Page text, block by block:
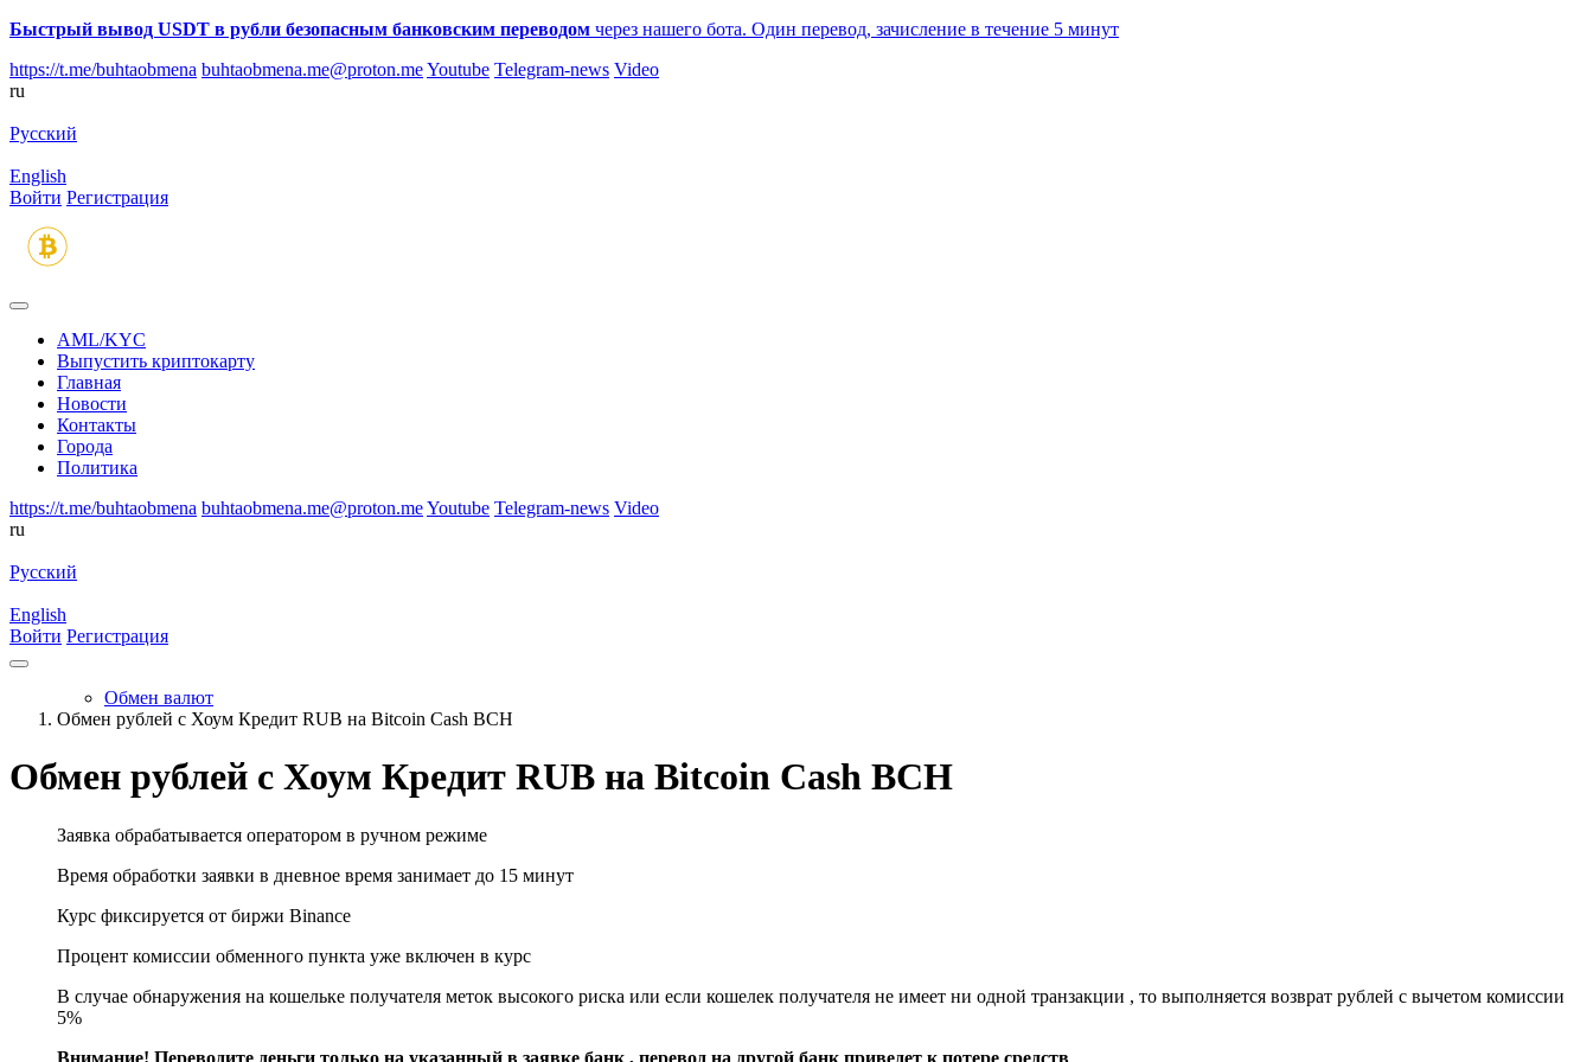
Быстрый вывод USDT в рубли безопасным банковским переводом через нашего бота. Один перевод, зачисление в течение 5 минут
https://t.me/buhtaobmena buhtaobmena.me@proton.meYoutube Telegram-news Video
ru
Русский
English
Войти Регистрация
AML/KYC
Выпустить криптокарту
Главная
Новости
Контакты
Города
Политика
https://t.me/buhtaobmena buhtaobmena.me@proton.meYoutube Telegram-news Video
ru
Русский
English
Войти Регистрация
Обмен валют
Обмен рублей с Хоум Кредит RUB на Bitcoin Cash BCH
Обмен рублей с Хоум Кредит RUB на Bitcoin Cash BCH
Заявка обрабатывается оператором в ручном режиме
Время обработки заявки в дневное время занимает до 15 минут
Курс фиксируется от биржи Binance
Процент комиссии обменного пункта уже включен в курс
В случае обнаружения на кошельке получателя меток высокого риска или если кошелек получателя не имеет ни одной транзакции , то выполняется возврат рублей с вычетом комиссии
5%
Внимание! Переводите деньги только на указанный в заявке банк , перевод на другой банк приведет к потере средств